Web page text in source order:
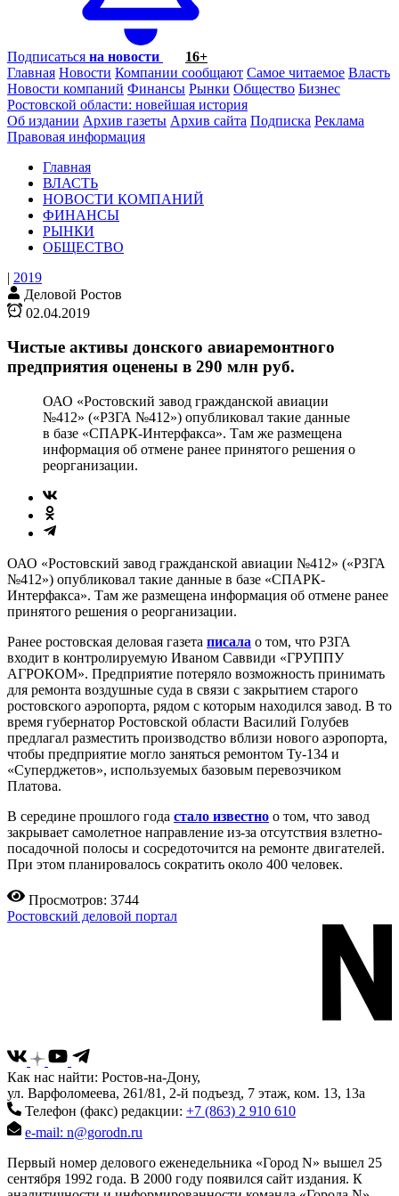
Подписаться на новости
16+
Главная Новости Компании сообщают Самое читаемое Власть
Новости компаний Финансы Рынки Общество Бизнес
Ростовской области: новейшая история
Об издании Архив газеты Архив сайта Подписка Реклама
Правовая информация
Главная
ВЛАСТЬ
НОВОСТИ КОМПАНИЙ
ФИНАНСЫ
РЫНКИ
ОБЩЕСТВО
| 2019
Деловой Ростов
02.04.2019
Чистые активы донского авиаремонтного
предприятия оценены в 290 млн руб.
ОАО «Ростовский завод гражданской авиации
№412» («РЗГА №412») опубликовал такие данные
в базе «СПАРК-Интерфакса». Там же размещена
информация об отмене ранее принятого решения о
реорганизации.
ОАО «Ростовский завод гражданской авиации №412» («РЗГА
№412») опубликовал такие данные в базе «СПАРК-
Интерфакса». Там же размещена информация об отмене ранее
принятого решения о реорганизации.
Ранее ростовская деловая газета писала о том, что РЗГА
входит в контролируемую Иваном Саввиди «ГРУППУ
АГРОКОМ». Предприятие потеряло возможность принимать
для ремонта воздушные суда в связи с закрытием старого
ростовского аэропорта, рядом с которым находился завод. В то
время губернатор Ростовской области Василий Голубев
предлагал разместить производство вблизи нового аэропорта,
чтобы предприятие могло заняться ремонтом Ту-134 и
«Суперджетов», используемых базовым перевозчиком
Платова.
В середине прошлого года стало известно о том, что завод
закрывает самолетное направление из-за отсутствия взлетно-
посадочной полосы и сосредоточится на ремонте двигателей.
При этом планировалось сократить около 400 человек.
Просмотров: 3744
Ростовский деловой портал
Как нас найти: Ростов-на-Дону,
ул. Варфоломеева, 261/81, 2-й подъезд, 7 этаж, ком. 13, 13а
Телефон (факс) редакции: +7 (863) 2 910 610
e-mail: n@gorodn.ru
Первый номер делового еженедельника «Город N» вышел 25
сентября 1992 года. В 2000 году появился сайт издания. К